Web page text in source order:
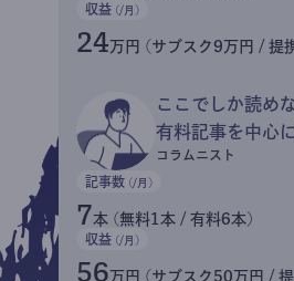
収益 (/月)
24万円 (サブスク9万円 / 提
ここでしか読め
有料記事を中心
コラムニスト
記事数 (/月)
7本 (無料1本 / 有料6本)
収益 (/月)
56万円 (サブスク50万円 /